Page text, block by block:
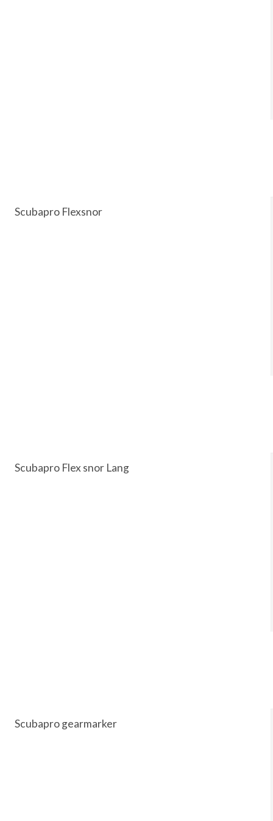
Scubapro Flexsnor
Scubapro Flex snor Lang
Scubapro gearmarker